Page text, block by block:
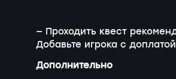
— Проходить квест
Добавьте игрока с
Дополнительно